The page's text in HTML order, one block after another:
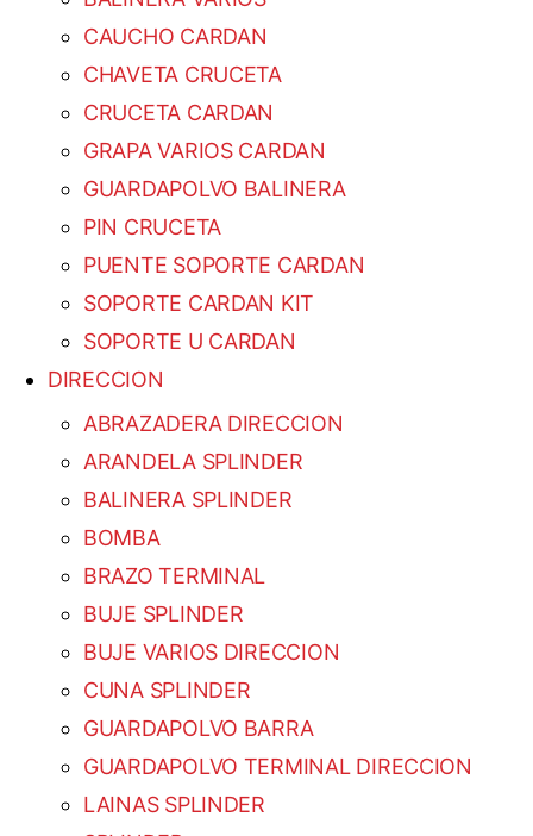
CAUCHO CARDAN
CHAVETA CRUCETA
CRUCETA CARDAN
GRAPA VARIOS CARDAN
GUARDAPOLVO BALINERA
PIN CRUCETA
PUENTE SOPORTE CARDAN
SOPORTE CARDAN KIT
SOPORTE U CARDAN
DIRECCION
ABRAZADERA DIRECCION
ARANDELA SPLINDER
BALINERA SPLINDER
BOMBA
BRAZO TERMINAL
BUJE SPLINDER
BUJE VARIOS DIRECCION
CUNA SPLINDER
GUARDAPOLVO BARRA
GUARDAPOLVO TERMINAL DIRECCION
LAINAS SPLINDER